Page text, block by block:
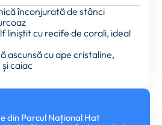
înconjurată de stânci
liniștit cu recife de corali, ideal
ascunsă cu ape cristaline,
caiac
din Parcul Național Hat